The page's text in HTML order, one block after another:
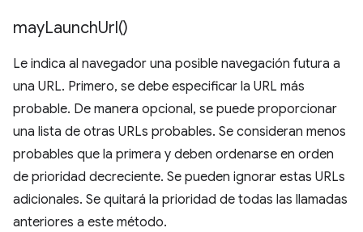
mayLaunchUrl()
Le indica al navegador una posible navegación futura a
una URL. Primero, se debe especificar la URL más
probable. De manera opcional, se puede proporcionar
una lista de otras URLs probables. Se consideran menos
probables que la primera y deben ordenarse en orden
de prioridad decreciente. Se pueden ignorar estas URLs
adicionales. Se quitará la prioridad de todas las llamadas
anteriores a este método.